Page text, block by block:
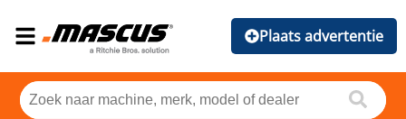
Plaats advertentie